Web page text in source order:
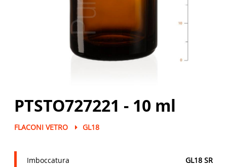
PTSTO727221 - 10 ml
FLACONI VETRO GL18
Imboccatura
GL18 SR